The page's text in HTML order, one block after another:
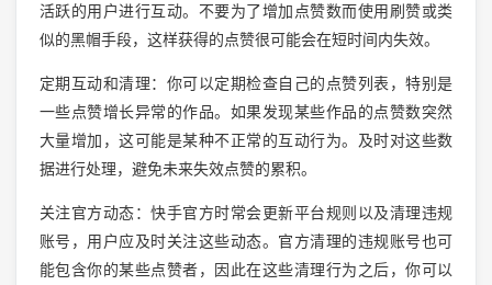
活跃的用户进行互动。不要为了增加点赞数而使用刷赞或类
似的黑帽手段，这样获得的点赞很可能会在短时间内失效。
定期互动和清理：你可以定期检查自己的点赞列表，特别是
一些点赞增长异常的作品。如果发现某些作品的点赞数突然
大量增加，这可能是某种不正常的互动行为。及时对这些数
据进行处理，避免未来失效点赞的累积。
关注官方动态：快手官方时常会更新平台规则以及清理违规
账号，用户应及时关注这些动态。官方清理的违规账号也可
能包含你的某些点赞者，因此在这些清理行为之后，你可以